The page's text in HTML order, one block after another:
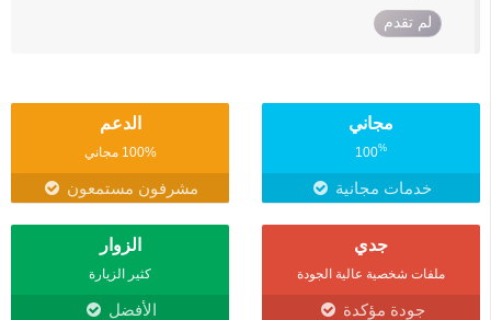
لم تقدم
مجاني
100%
خدمات مجانية
الدعم
100% مجاني
مشرفون مستمعون
جدي
ملفات شخصية عالية الجودة
جودة مؤكدة
الزوار
كثير الزيارة
الأفضل